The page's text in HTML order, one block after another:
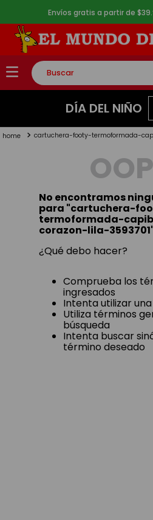
Envíos gratis a partir de
Buscar
TÉRMINOS MÁS BUSCADOS
2.
lego
toy story
DÍA DEL NIÑO
cartuchera-footy-termoformada-
No encontramos
para "cartuchera-
termoformada-
corazon-lila-3593701
¿Qué debo hacer?
Comprueba los
ingresados
Intenta utilizar
Utiliza términos
búsqueda
Intenta buscar
término deseado